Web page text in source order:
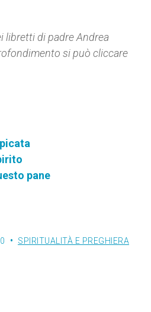
libretti di padre Andrea
si può cliccare
pane
SPIRITUALITÀ E PREGHIERA